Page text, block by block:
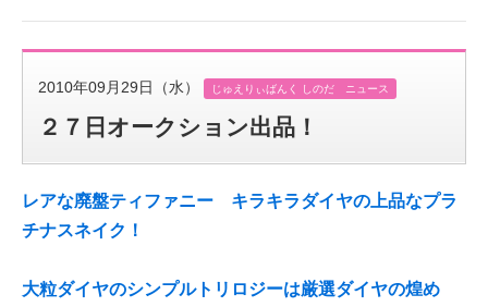
2010年09月29日（水） じゅえりぃばんく しのだ ニュース
２７日オークション出品！
レアな廃盤ティファニー キラキラダイヤの上品なプラ
チナスネイク！
大粒ダイヤのシンプルトリロジーは厳選ダイヤの煌め